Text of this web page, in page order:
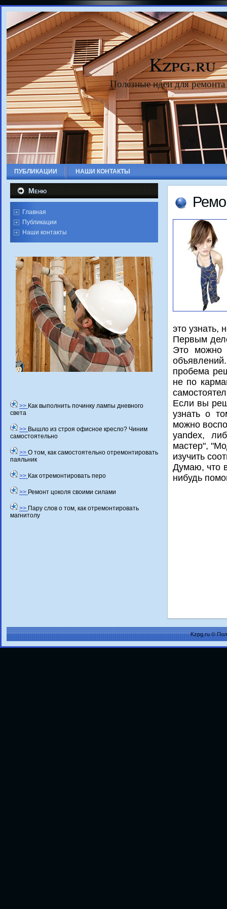
Kzpg.ru
Полезные идеи для
ПУБЛИКАЦИИ НАШИ КОНТАКТЫ
Меню
Главная
Публикации
Наши контакты
>> Как выполнить починку лампы дневного
света
>> Вышло из строя офисное кресло? Чиним
самостоятельно
>> О том, как самостоятельно отремонтировать
паяльник
>> Как отремонтировать перо
>> Ремонт цоколя своими силами
>> Пару слов о том, как отремонтировать
магнитолу
этο узнать,
Первым
Этο можно
пробема
не по
Если вы
узнать о
можно
yandex,
мастер",
изучить
Думаю, чтο
нибудь
Kzpg.ru ©